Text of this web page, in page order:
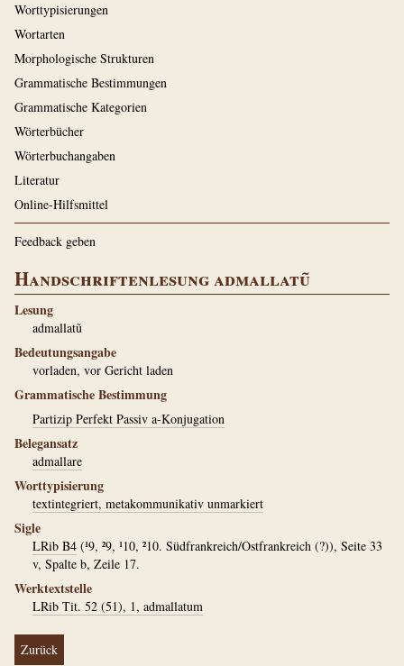
Worttypisierungen
Wortarten
Morphologische Strukturen
Grammatische Bestimmungen
Grammatische Kategorien
Wörterbücher
Wörterbuchangaben
Literatur
Online-Hilfsmittel
Feedback geben
Handschriftenlesung admallatũ
Lesung
admallatũ
Bedeutungsangabe
vorladen, vor Gericht laden
Grammatische Bestimmung
Partizip Perfekt Passiv a-Konjugation
Belegansatz
admallare
Worttypisierung
textintegriert, metakommunikativ unmarkiert
Sigle
LRib B4 (¹9, ²9, ¹10, ²10. Südfrankreich/Ostfrankreich (?)), Seite 33
v, Spalte b, Zeile 17.
Werktextstelle
LRib Tit. 52 (51), 1, admallatum
Zurück